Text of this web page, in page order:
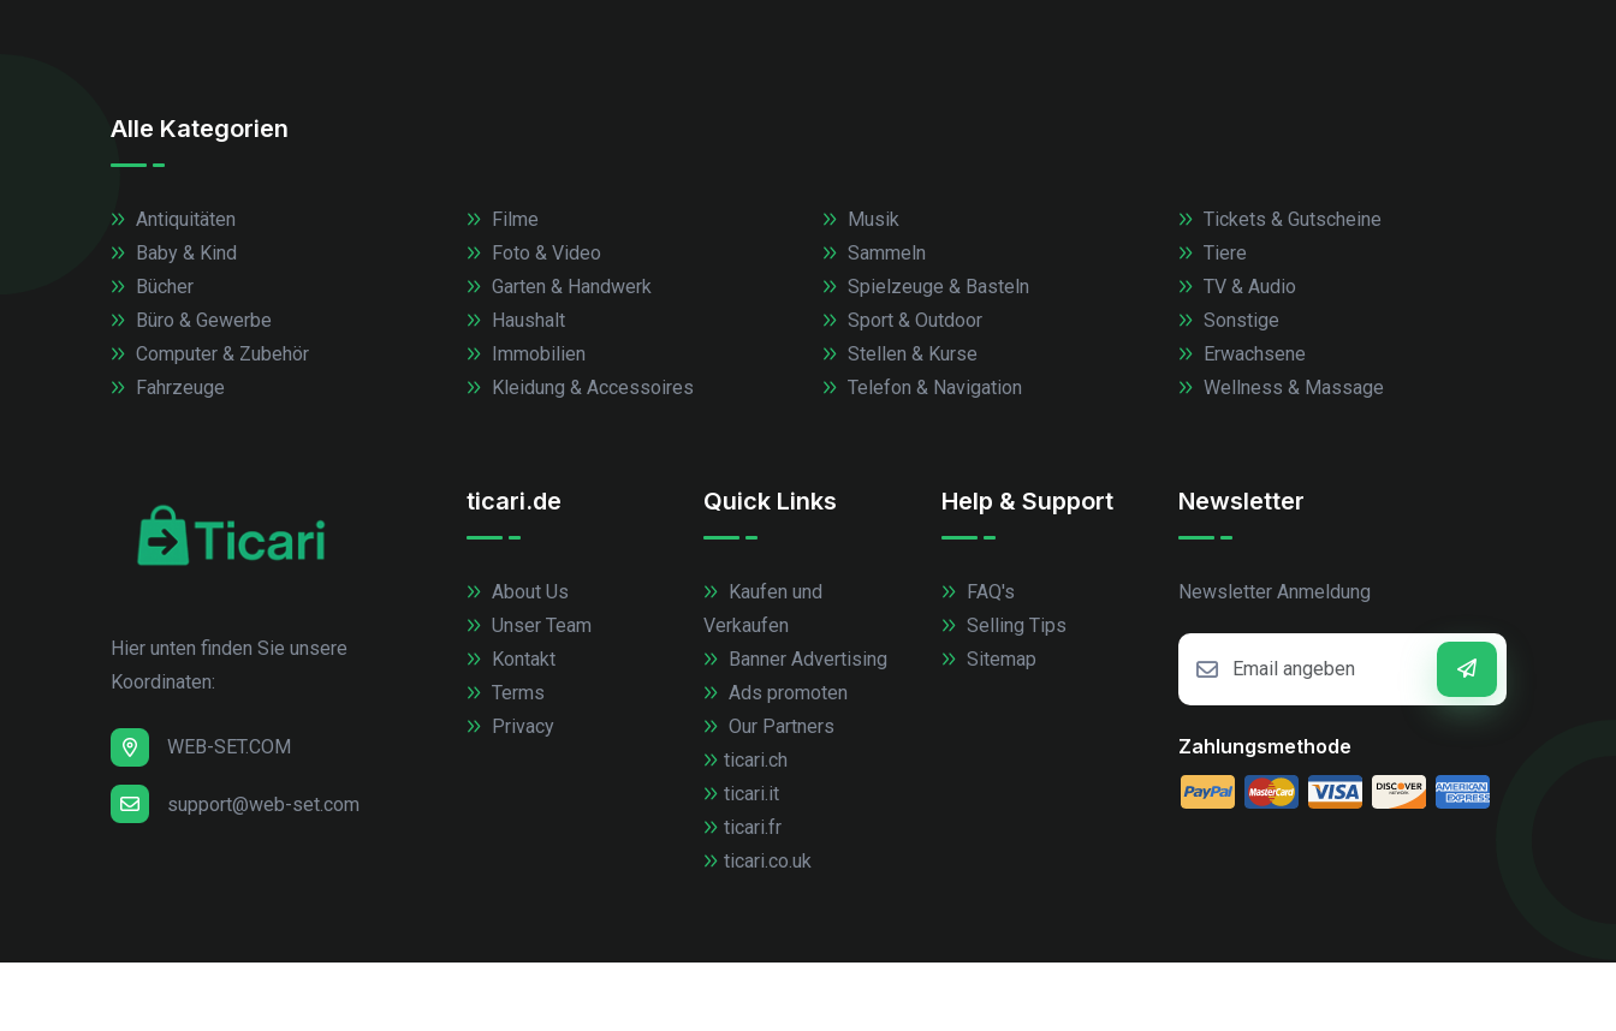
Alle Kategorien
Antiquitäten
Baby & Kind
Bücher
Büro & Gewerbe
Computer & Zubehör
Fahrzeuge
Filme
Foto & Video
Garten & Handwerk
Haushalt
Immobilien
Kleidung & Accessoires
Musik
Sammeln
Spielzeuge & Basteln
Sport & Outdoor
Stellen & Kurse
Telefon & Navigation
Tickets & Gutscheine
Tiere
TV & Audio
Sonstige
Erwachsene
Wellness & Massage
Hier unten finden Sie unsere
Koordinaten:
WEB-SET.COM
support@web-set.com
ticari.de
About Us
Unser Team
Kontakt
Terms
Privacy
Quick Links
Kaufen und
Verkaufen
Banner Advertising
Ads promoten
Our Partners
ticari.ch
ticari.it
ticari.fr
ticari.co.uk
Help & Support
FAQ's
Selling Tips
Sitemap
Newsletter
Newsletter Anmeldung
Zahlungsmethode